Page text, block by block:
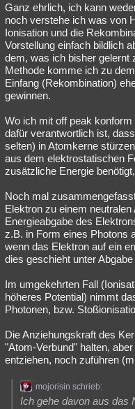
Ganz ehrlich, ich kann
noch verstehe ich was von
Ionisation und die
Vorstellung einfach bildlich
dem, was ich bisher gelernt
Methode komme ich zu
Einfang (Rekombination)
gewinnen.
Wo ich mit off peak
dafür verantwortlich ist,
selten) in Atomkerne
aus dem elektrostatischen
zusätzliche Energie
Noch mal
Elektron zu einem
Energieabgabe des
z.B. in Form eines Photons
wenn das Elektron auf ein
dies geschieht unter
Im umgekehrten Fall
höheres Potential) nimmt
Photonen, bzw.
Die Anziehungskraft des
"Atom-Verbund" halten,
entziehen, noch zuführen
mojorisin schrieb:
Ich gehe davon aus das